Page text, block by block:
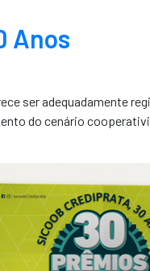
Anos
ser adequadamente
do cenário